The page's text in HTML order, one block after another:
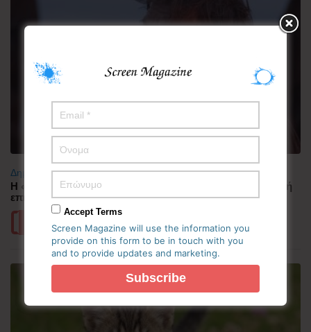
Δημοφιλή
Η «Οδύσσεια» γράφει ιστορία: Η μεγαλύτερη εισπρακτική
επιτυχία του Κρίστοφερ Νόλαν
Περισσότερα
Accept Terms
Screen Magazine will use the information you
provide on this form to be in touch with you
and to provide updates and marketing.